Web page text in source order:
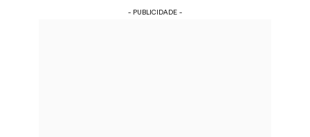
- PUBLICIDADE -